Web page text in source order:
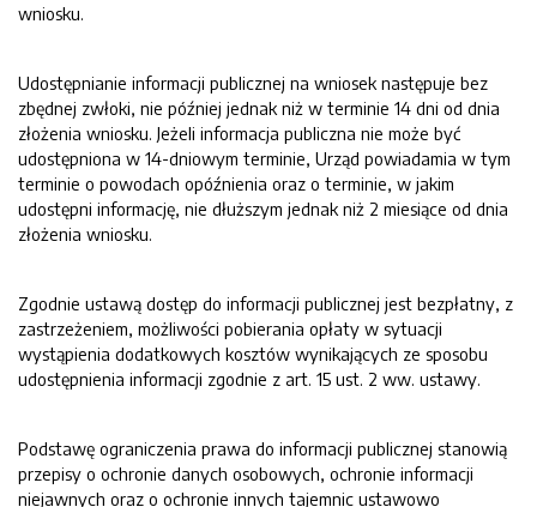
wniosku.
Udostępnianie informacji publicznej na wniosek następuje bez
zbędnej zwłoki, nie później jednak niż w terminie 14 dni od dnia
złożenia wniosku. Jeżeli informacja publiczna nie może być
udostępniona w 14-dniowym terminie, Urząd powiadamia w tym
terminie o powodach opóźnienia oraz o terminie, w jakim
udostępni informację, nie dłuższym jednak niż 2 miesiące od dnia
złożenia wniosku.
Zgodnie ustawą dostęp do informacji publicznej jest bezpłatny, z
zastrzeżeniem, możliwości pobierania opłaty w sytuacji
wystąpienia dodatkowych kosztów wynikających ze sposobu
udostępnienia informacji zgodnie z art. 15 ust. 2 ww. ustawy.
Podstawę ograniczenia prawa do informacji publicznej stanowią
przepisy o ochronie danych osobowych, ochronie informacji
niejawnych oraz o ochronie innych tajemnic ustawowo